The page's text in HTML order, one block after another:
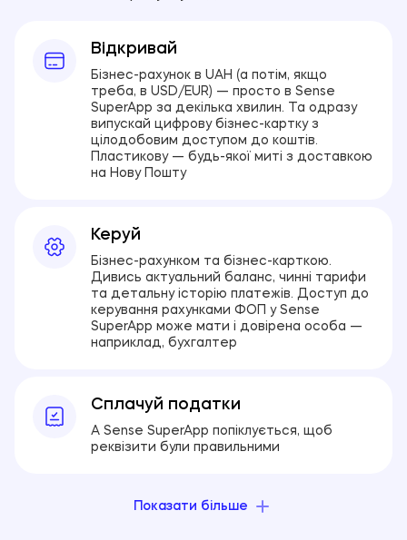
Відкривай
Бізнес-рахунок в UAH (а потім, якщо
треба, в USD/EUR) — просто в Sense
SuperApp за декілька хвилин. Та одразу
випускай цифрову бізнес-картку з
цілодобовим доступом до коштів.
Пластикову — будь-якої миті з доставкою
на Нову Пошту
Керуй
Бізнес-рахунком та бізнес-карткою.
Дивись актуальний баланс, чинні тарифи
та детальну історію платежів. Доступ до
керування рахунками ФОП у Sense
SuperApp може мати і довірена особа —
наприклад, бухгалтер
Сплачуй податки
А Sense SuperApp попіклується, щоб
реквізити були правильними
Показати більше